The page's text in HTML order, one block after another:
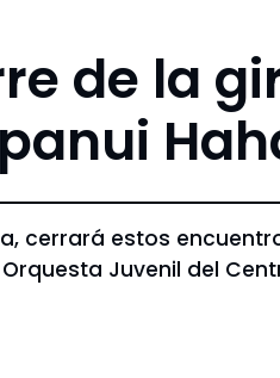
de la
cerrará estos
Juvenil del